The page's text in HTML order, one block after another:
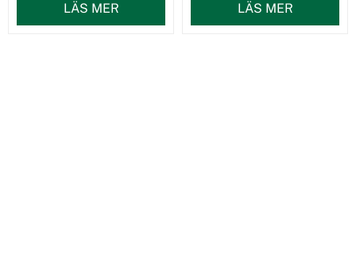
LÄS MER LÄS MER